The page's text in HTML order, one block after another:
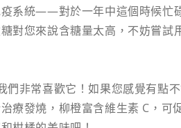
系統——對於一年中這個時候忙
對您來說含糖量太高，不妨嘗試
非常喜歡它！如果您感覺有點
療發燒，柳橙富含維生素 C，可